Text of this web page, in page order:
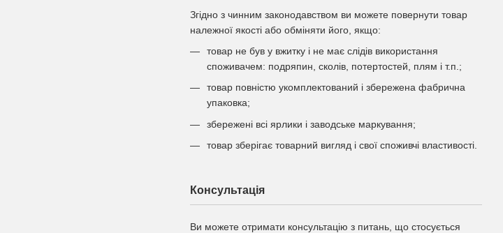
Згідно з чинним законодавством ви можете повернути товар
належної якості або обміняти його, якщо:
товар не був у вжитку і не має слідів використання
споживачем: подряпин, сколів, потертостей, плям і т.п.;
товар повністю укомплектований і збережена фабрична
упаковка;
збережені всі ярлики і заводське маркування;
товар зберігає товарний вигляд і свої споживчі властивості.
Консультація
Ви можете отримати консультацію з питань, що стосується